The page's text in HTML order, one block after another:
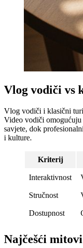
Vlog vodiči vs
Vlog vodiči i klasični
Video vodiči
savjete, dok
i kulture.
Kriterij
Interaktivnost
Stručnost
Dostupnost
Najčešći